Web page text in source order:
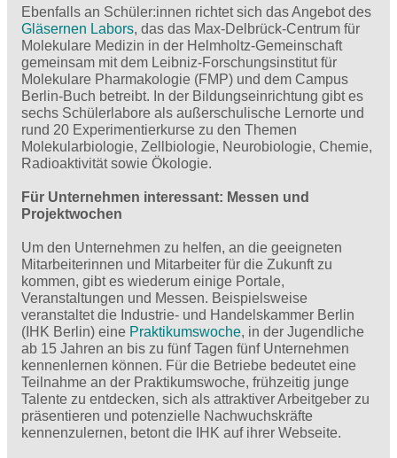
Ebenfalls an Schüler:innen richtet sich das Angebot des
Gläsernen Labors, das das Max-Delbrück-Centrum für
Molekulare Medizin in der Helmholtz-Gemeinschaft
gemeinsam mit dem Leibniz-Forschungsinstitut für
Molekulare Pharmakologie (FMP) und dem Campus
Berlin-Buch betreibt. In der Bildungseinrichtung gibt es
sechs Schülerlabore als außerschulische Lernorte und
rund 20 Experimentierkurse zu den Themen
Molekularbiologie, Zellbiologie, Neurobiologie, Chemie,
Radioaktivität sowie Ökologie.
Für Unternehmen interessant: Messen und
Projektwochen
Um den Unternehmen zu helfen, an die geeigneten
Mitarbeiterinnen und Mitarbeiter für die Zukunft zu
kommen, gibt es wiederum einige Portale,
Veranstaltungen und Messen. Beispielsweise
veranstaltet die Industrie- und Handelskammer Berlin
(IHK Berlin) eine Praktikumswoche, in der Jugendliche
ab 15 Jahren an bis zu fünf Tagen fünf Unternehmen
kennenlernen können. Für die Betriebe bedeutet eine
Teilnahme an der Praktikumswoche, frühzeitig junge
Talente zu entdecken, sich als attraktiver Arbeitgeber zu
präsentieren und potenzielle Nachwuchskräfte
kennenzulernen, betont die IHK auf ihrer Webseite.